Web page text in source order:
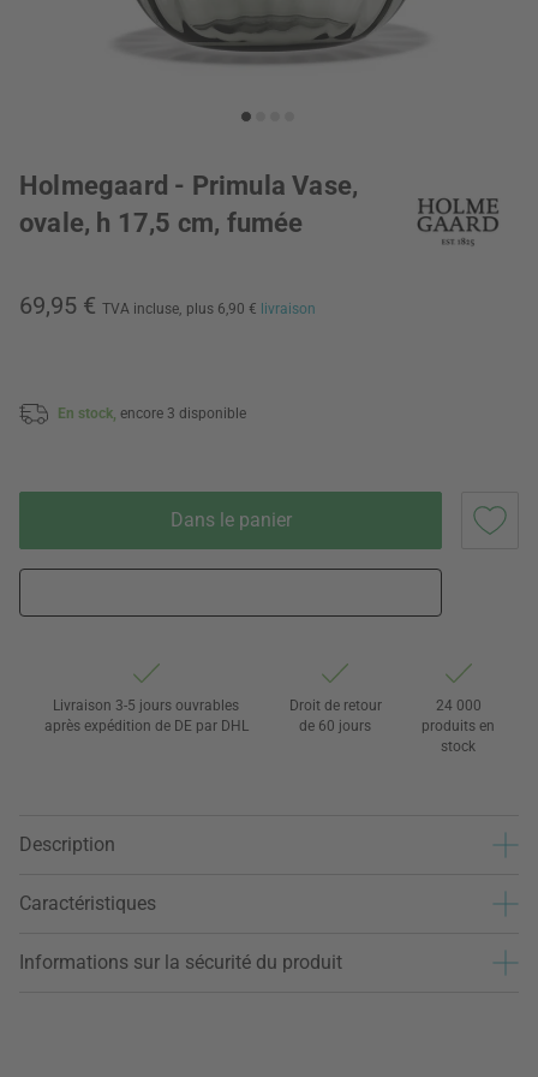
Holmegaard - Primula Vase,
ovale, h 17,5 cm, fumée
69,95 € TVA incluse, plus 6,90 € livraison
En stock, encore 3 disponible
Dans le panier
Livraison 3-5 jours ouvrables
après expédition de DE par DHL
Droit de retour
de 60 jours
24 000
produits en
stock
Description
Caractéristiques
Informations sur la sécurité du produit